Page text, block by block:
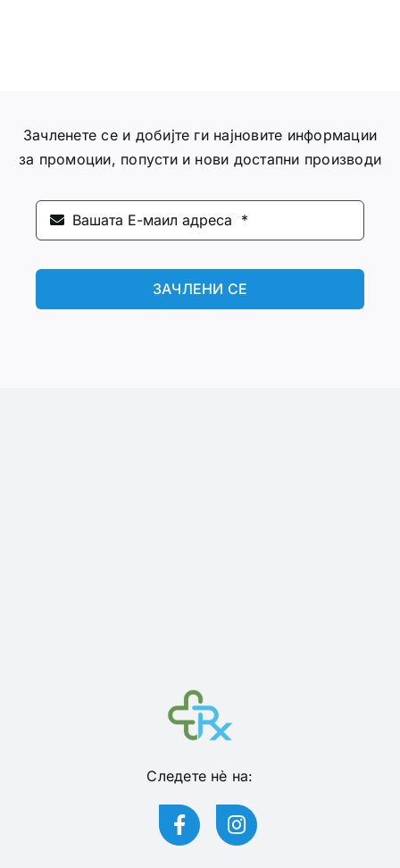
Зачленете се и добијте ги најновите информации
за промоции, попусти и нови достапни производи
ЗАЧЛЕНИ СЕ
Следете нѐ на: